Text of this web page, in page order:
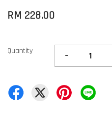
RM 228.00
Quantity -